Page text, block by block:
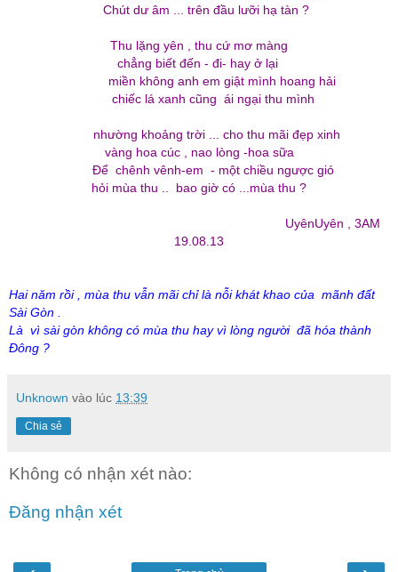
Chút dư âm ... trên đầu lưỡi hạ tàn ?
Thu lặng yên , thu cứ mơ màng
chẳng biết đến - đi- hay ở lại
miền không anh em giật mình hoang hải
chiếc lá xanh cũng ái ngại thu mình
nhường khoảng trời ... cho thu mãi đẹp xinh
vàng hoa cúc , nao lòng -hoa sữa
Để chênh vênh-em - một chiều ngược gió
hỏi mùa thu .. bao giờ có ...mùa thu ?
UyênUyên , 3AM
19.08.13
Hai năm rồi , mùa thu vẫn mãi chỉ là nỗi khát khao của mãnh đất
Sài Gòn .
Là vì sài gòn không có mùa thu hay vì lòng người đã hóa thành
Đông ?
Unknown vào lúc 13:39
Chia sẻ
Không có nhận xét nào:
Đăng nhận xét